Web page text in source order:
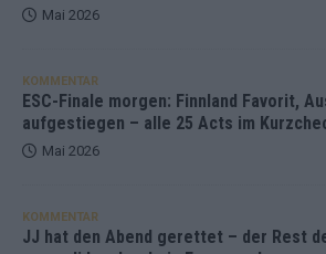
Mai 2026
KOMMENTAR
ESC-Finale morgen: Finnland Favorit,
aufgestiegen – alle 25 Acts im
Mai 2026
KOMMENTAR
JJ hat den Abend gerettet – der Rest